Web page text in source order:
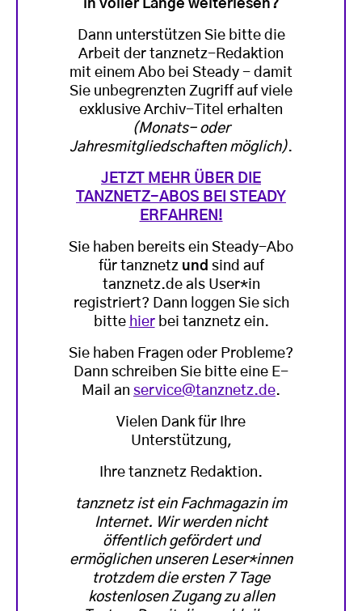
in voller Länge weiterlesen?
Dann unterstützen Sie bitte die
Arbeit der tanznetz-Redaktion
mit einem Abo bei Steady - damit
Sie unbegrenzten Zugriff auf viele
exklusive Archiv-Titel erhalten
(Monats- oder
Jahresmitgliedschaften möglich).
JETZT MEHR ÜBER DIE
TANZNETZ-ABOS BEI STEADY
ERFAHREN!
Sie haben bereits ein Steady-Abo
für tanznetz und sind auf
tanznetz.de als User*in
registriert? Dann loggen Sie sich
bitte hierbei tanznetz ein.
Sie haben Fragen oder Probleme?
Dann schreiben Sie bitte eine E-
Mail an service@tanznetz.de.
Vielen Dank für Ihre
Unterstützung,
Ihre tanznetz Redaktion.
tanznetz ist ein Fachmagazin im
Internet. Wir werden nicht
öffentlich gefördert und
ermöglichen unseren Leser*innen
trotzdem die ersten 7 Tage
kostenlosen Zugang zu allen